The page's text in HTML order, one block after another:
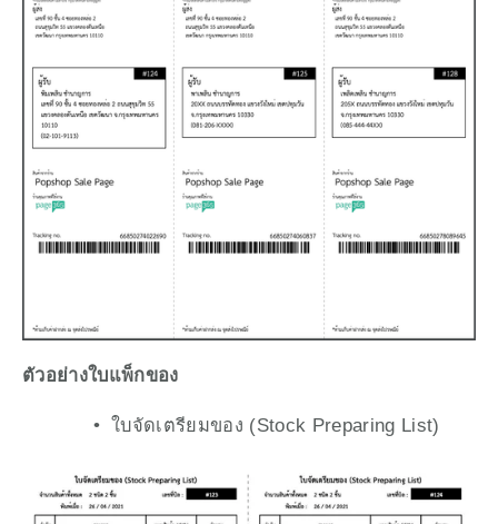
﻿ตัวอย่างใบแพ็กของ
ใบจัดเตรียมของ (Stock Preparing List)